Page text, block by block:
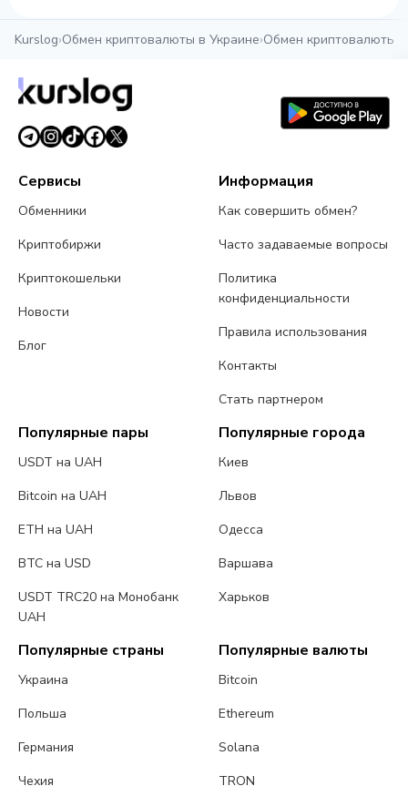
Kurslog›Обмен криптовалюты в Украине›Обмен криптовалюты
Сервисы
Обменники
Криптобиржи
Криптокошельки
Новости
Блог
Информация
Как совершить обмен?
Часто задаваемые вопросы
Политика
конфиденциальности
Правила использования
Контакты
Стать партнером
Популярные пары
USDT на UAH
Bitcoin на UAH
ETH на UAH
BTC на USD
USDT TRC20 на Монобанк
UAH
Популярные города
Киев
Львов
Одесса
Варшава
Харьков
Популярные страны
Украина
Польша
Германия
Чехия
Популярные валюты
Bitcoin
Ethereum
Solana
TRON